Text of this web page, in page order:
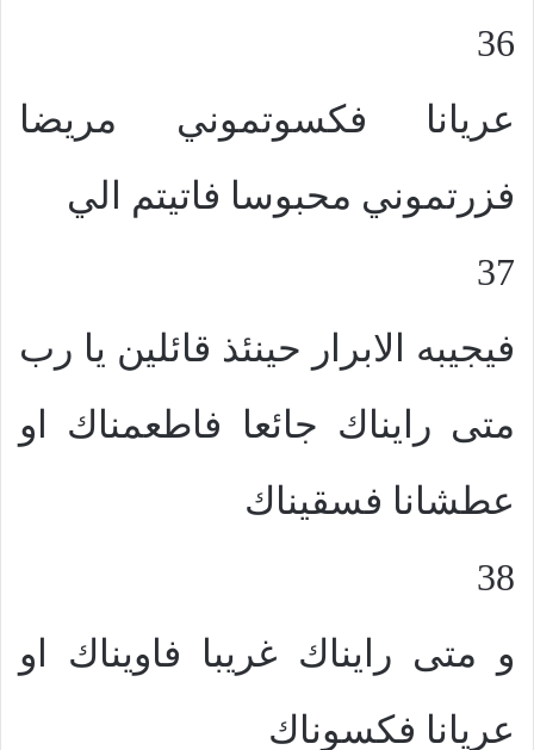
36
عريانا فكسوتموني مريضا
فزرتموني محبوسا فاتيتم الي
37
فيجيبه الابرار حينئذ قائلين يا رب
متى رايناك جائعا فاطعمناك او
عطشانا فسقيناك
38
و متى رايناك غريبا فاويناك او
عريانا فكسوناك